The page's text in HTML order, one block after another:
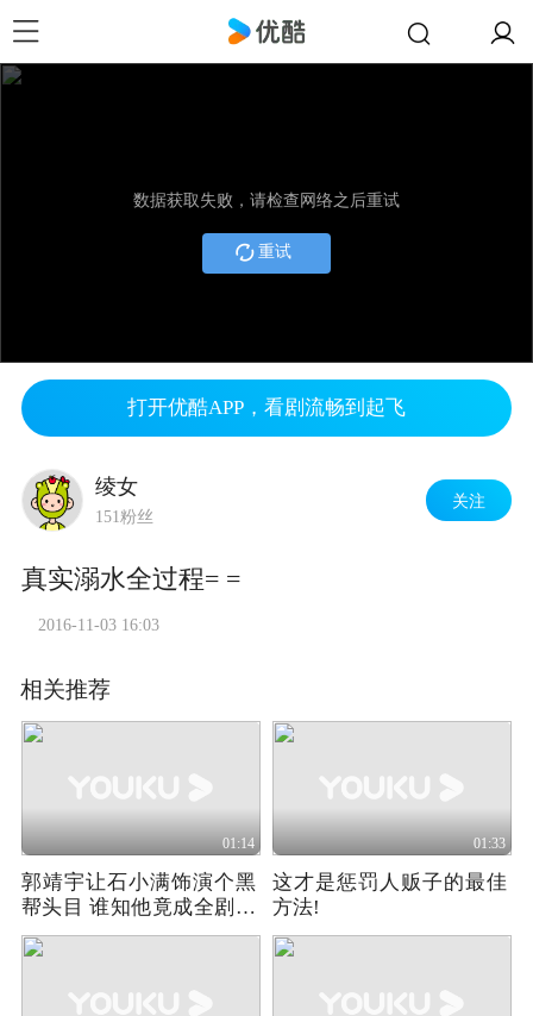
数据获取失败，请检查网络之后重试
重试
打开优酷APP，看剧流畅到起飞
绫女
151粉丝
关注
真实溺水全过程= =
2016-11-03 16:03
相关推荐
01:14
郭靖宇让石小满饰演个黑
帮头目 谁知他竟成全剧最
大意难平
01:33
这才是惩罚人贩子的最佳
方法!